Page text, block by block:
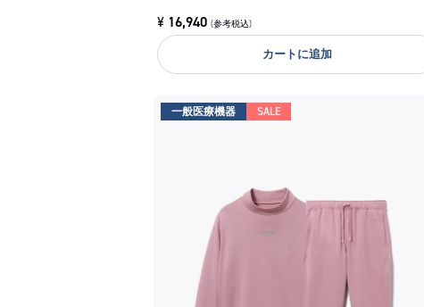
¥ 16,940 (参考税込)
カートに追加
一般医療機器 SALE